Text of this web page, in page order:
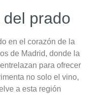
del prado
en el corazón de la
de Madrid, donde la
para ofrecer
no solo el vino,
a esta región